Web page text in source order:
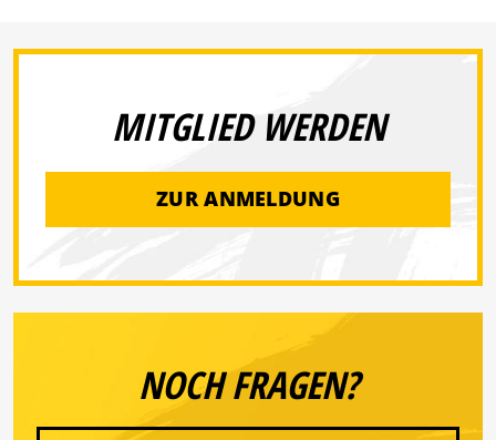
MITGLIED WERDEN
ZUR ANMELDUNG
NOCH FRAGEN?